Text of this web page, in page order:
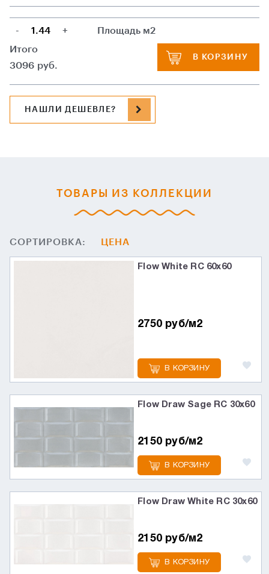
- +
Площадь м2
Итого
3096 руб.
В КОРЗИНУ
НАШЛИ ДЕШЕВЛЕ?
ТОВАРЫ ИЗ КОЛЛЕКЦИИ
СОРТИРОВКА: ЦЕНА
Flow White RC 60x60
2750 руб/м2
В КОРЗИНУ
Flow Draw Sage RC 30x60
2150 руб/м2
В КОРЗИНУ
Flow Draw White RC 30x60
2150 руб/м2
В КОРЗИНУ